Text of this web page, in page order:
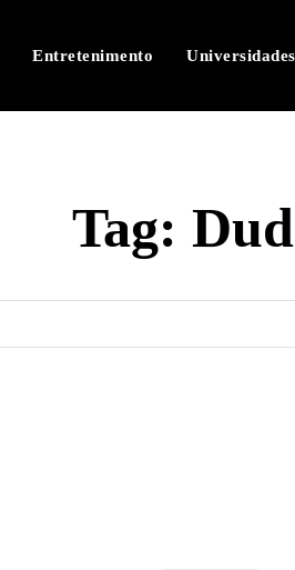
Entretenimento Universidades
Tag: